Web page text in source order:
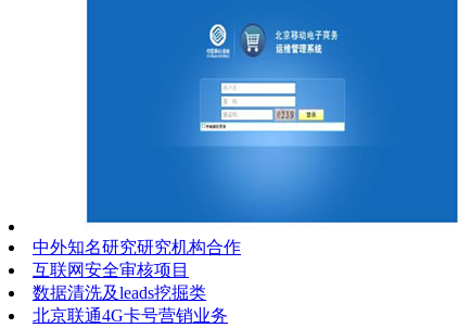
中外知名研究研究机构合作
互联网安全审核项目
数据清洗及leads挖掘类
北京联通4G卡号营销业务